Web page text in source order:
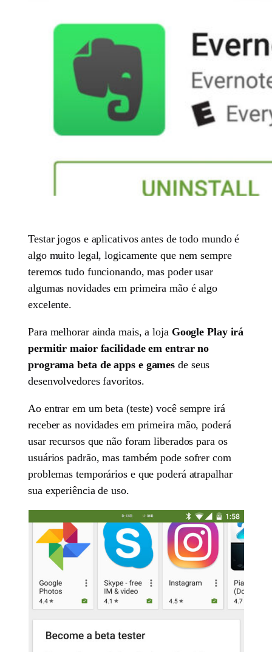
Testar jogos e aplicativos antes de todo mundo é
algo muito legal, logicamente que nem sempre
teremos tudo funcionando, mas poder usar
algumas novidades em primeira mão é algo
excelente.
Para melhorar ainda mais, a loja Google Play irá
permitir maior facilidade em entrar no
programa beta de apps e games de seus
desenvolvedores favoritos.
Ao entrar em um beta (teste) você sempre irá
receber as novidades em primeira mão, poderá
usar recursos que não foram liberados para os
usuários padrão, mas também pode sofrer com
problemas temporários e que poderá atrapalhar
sua experiência de uso.